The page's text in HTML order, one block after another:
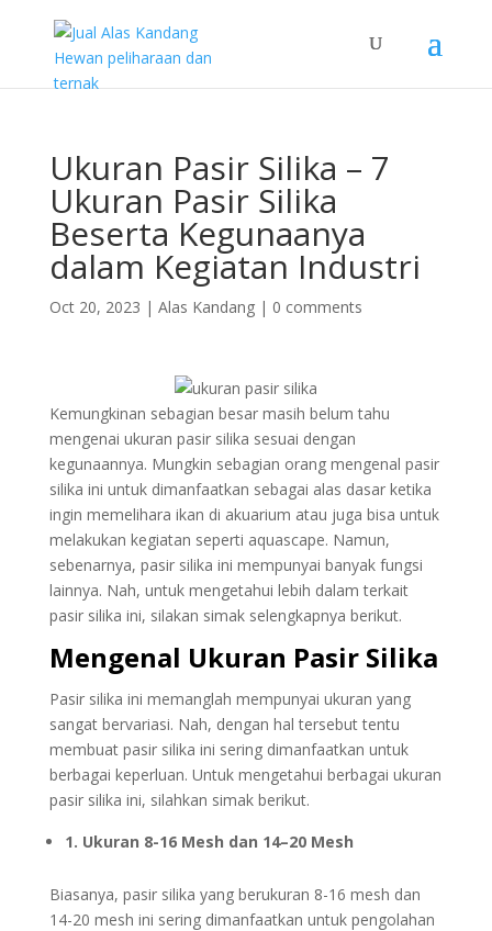
Ukuran Pasir Silika – 7
Ukuran Pasir Silika
Beserta Kegunaanya
dalam Kegiatan Industri
Oct 20, 2023 | Alas Kandang| 0 comments
Kemungkinan sebagian besar masih belum tahu
mengenai ukuran pasir silika sesuai dengan
kegunaannya. Mungkin sebagian orang mengenal pasir
silika ini untuk dimanfaatkan sebagai alas dasar ketika
ingin memelihara ikan di akuarium atau juga bisa untuk
melakukan kegiatan seperti aquascape. Namun,
sebenarnya, pasir silika ini mempunyai banyak fungsi
lainnya. Nah, untuk mengetahui lebih dalam terkait
pasir silika ini, silakan simak selengkapnya berikut.
Mengenal Ukuran Pasir Silika
Pasir silika ini memanglah mempunyai ukuran yang
sangat bervariasi. Nah, dengan hal tersebut tentu
membuat pasir silika ini sering dimanfaatkan untuk
berbagai keperluan. Untuk mengetahui berbagai ukuran
pasir silika ini, silahkan simak berikut.
1. Ukuran 8-16 Mesh dan 14–20 Mesh
Biasanya, pasir silika yang berukuran 8-16 mesh dan
14-20 mesh ini sering dimanfaatkan untuk pengolahan